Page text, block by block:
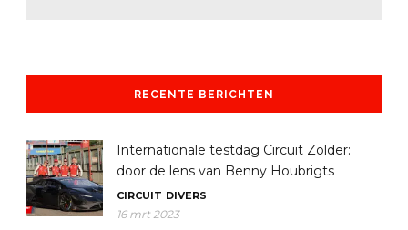
RECENTE BERICHTEN
Internationale testdag Circuit Zolder:
door de lens van Benny Houbrigts
CIRCUIT DIVERS
16 mrt 2023